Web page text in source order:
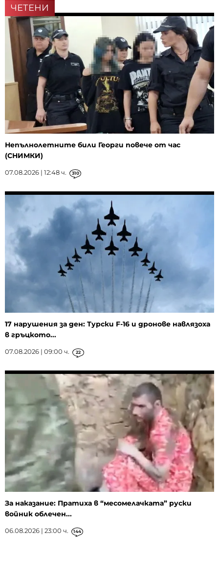
ЧЕТЕНИ
Непълнолетните били Георги повече от час
(СНИМКИ)
07.08.2026 | 12:48 ч. 310
17 нарушения за ден: Турски F-16 и дронове навлязоха
в гръцкото...
07.08.2026 | 09:00 ч. 22
За наказание: Пратиха в “месомелачката” руски
войник облечен...
06.08.2026 | 23:00 ч. 144